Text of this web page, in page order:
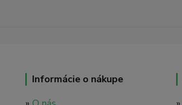
Informácie o nákupe